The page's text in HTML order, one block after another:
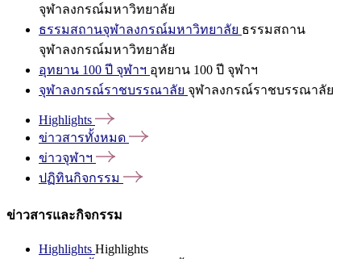
จุฬาลงกรณ์มหาวิทยาลัย
ธรรมสถานจุฬาลงกรณ์มหาวิทยาลัย ธรรมสถาน
จุฬาลงกรณ์มหาวิทยาลัย
อุทยาน 100 ปี จุฬาฯ อุทยาน 100 ปี จุฬาฯ
จุฬาลงกรณ์ราชบรรณาลัย จุฬาลงกรณ์ราชบรรณาลัย
Highlights
ข่าวสารทั้งหมด
ข่าวจุฬาฯ
ปฏิทินกิจกรรม
ข่าวสารและกิจกรรม
Highlights Highlights